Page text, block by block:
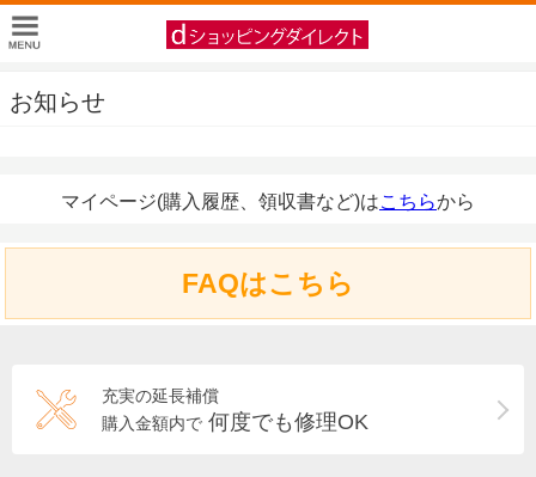
お知らせ
マイページ(購入履歴、領収書など)はこちらから
FAQはこちら
充実の延長補償
購入金額内で 何度でも修理OK